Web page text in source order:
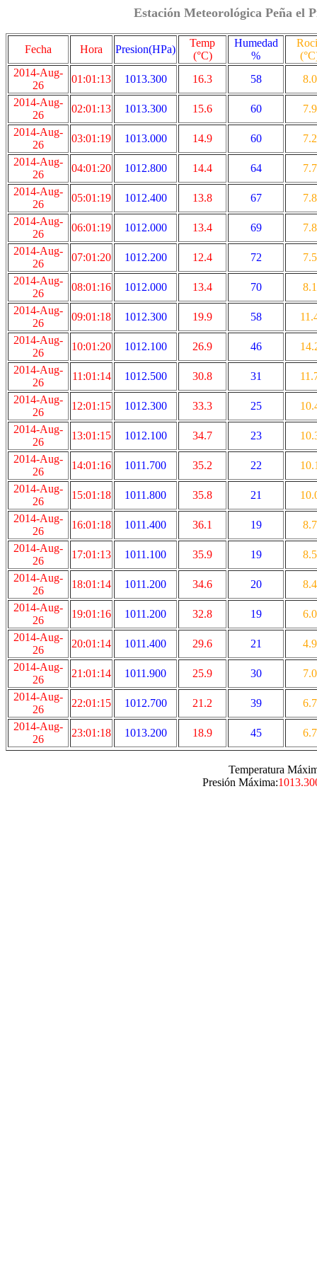
Estación Meteorológica Peña el
Fecha Hora Presion(HPa)
Temp
(°C)
Humedad
%
2014-Aug-
26
01:01:13 1013.300 16.3 58
8.0
2014-Aug-
26
02:01:13 1013.300 15.6 60
7.9
2014-Aug-
26
03:01:19 1013.000 14.9 60
7.2
2014-Aug-
26
04:01:20 1012.800 14.4 64
7.7
2014-Aug-
26
05:01:19 1012.400 13.8 67
7.8
2014-Aug-
26
06:01:19 1012.000 13.4 69
7.8
2014-Aug-
26
07:01:20 1012.200 12.4 72
7.5
2014-Aug-
26
08:01:16 1012.000 13.4 70
8.1
2014-Aug-
26
09:01:18 1012.300 19.9 58
2014-Aug-
26
10:01:20 1012.100 26.9 46
2014-Aug-
26
11:01:14 1012.500 30.8 31
2014-Aug-
26
12:01:15 1012.300 33.3 25
2014-Aug-
26
13:01:15 1012.100 34.7 23
2014-Aug-
26
14:01:16 1011.700 35.2 22
2014-Aug-
26
15:01:18 1011.800 35.8 21
2014-Aug-
26
16:01:18 1011.400 36.1 19
8.7
2014-Aug-
26
17:01:13 1011.100 35.9 19
8.5
2014-Aug-
26
18:01:14 1011.200 34.6 20
8.4
2014-Aug-
26
19:01:16 1011.200 32.8 19
6.0
2014-Aug-
26
20:01:14 1011.400 29.6 21
4.9
2014-Aug-
26
21:01:14 1011.900 25.9 30
7.0
2014-Aug-
26
22:01:15 1012.700 21.2 39
6.7
2014-Aug-
26
23:01:18 1013.200 18.9 45 6.7
Temperatura
Presión Máxima: